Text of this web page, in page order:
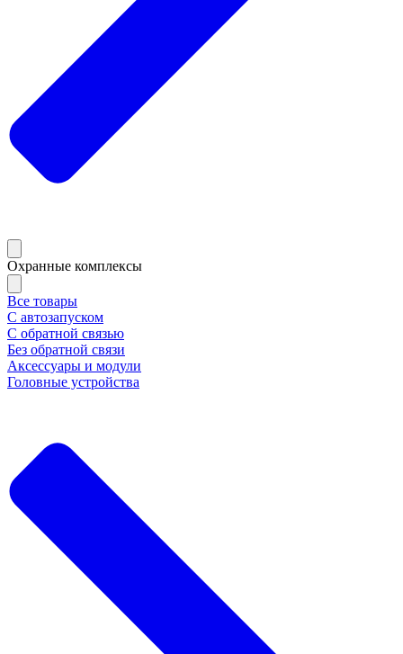
Охранные комплексы
Все товары
С автозапуском
С обратной связью
Без обратной связи
Аксессуары и модули
Головные устройства